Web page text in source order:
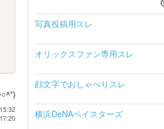
写真投稿用スレ
オリックスファン専用スレ
顔文字でおしゃべりスレ
横浜DeNAベイスターズ